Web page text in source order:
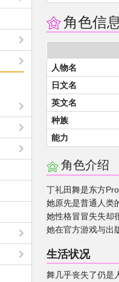
角色信
人物名
日文名
英文名
种族
能力
角色介绍
丁礼田舞是东方
她原先是普通人类
她性格冒冒失失却
她在官方游戏与出
生活状况
舞几乎丧失了仍是